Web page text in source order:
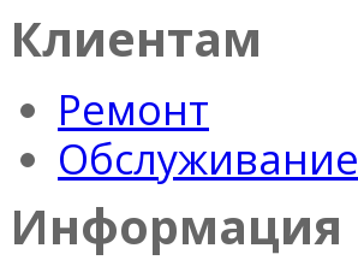
Клиентам
Ремонт
Обслуживание
Информация